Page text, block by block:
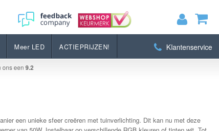
MIJN WINKELWAGEN
Meer LED ACTIEPRIJZEN! Klantenservice
ons een 9.2
Bestellen
een unieke sfeer creëren met tuinverlichting. Dit kan nu met deze